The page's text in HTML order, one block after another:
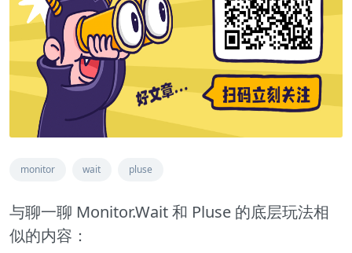
monitor wait pluse
与聊一聊 Monitor.Wait 和 Pluse 的底层玩法相
似的内容：